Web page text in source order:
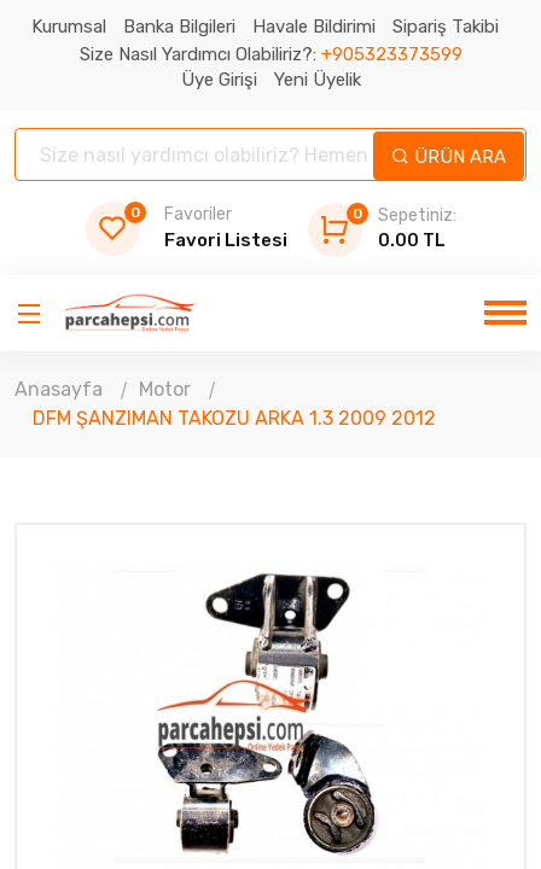
Kurumsal Banka Bilgileri Havale Bildirimi
Sipariş Takibi
Size Nasıl Yardımcı Olabiliriz?: +905323373599
Üye Girişi
Yeni Üyelik
ÜRÜN ARA
0 Favoriler
Favori Listesi
0
Sepetiniz:
0.00 TL
Anasayfa
Motor
DFM ŞANZIMAN TAKOZU ARKA 1.3 2009 2012